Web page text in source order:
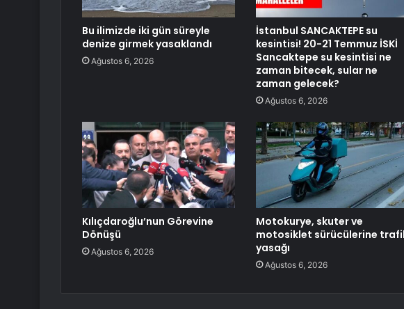
Bu ilimizde iki gün süreyle
denize girmek yasaklandı
Ağustos 6, 2026
İstanbul SANCAKTEPE su
kesintisi! 20-21 Temmuz İSKİ
Sancaktepe su kesintisi ne
zaman bitecek, sular ne
zaman gelecek?
Ağustos 6, 2026
Kılıçdaroğlu’nun Görevine
Dönüşü
Ağustos 6, 2026
Motokurye, skuter ve
motosiklet sürücülerine
yasağı
Ağustos 6, 2026